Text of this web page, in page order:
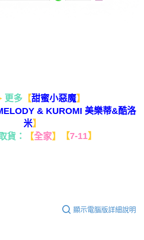
更多【甜蜜小惡魔】
& KUROMI 美樂蒂&酷洛
米】
貨： 【全家】 【7-11】
顯示電腦版詳細說明